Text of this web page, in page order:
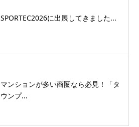
SPORTEC2026に出展してきました...
マンションが多い商圏なら必見！「タ
ウンプ...